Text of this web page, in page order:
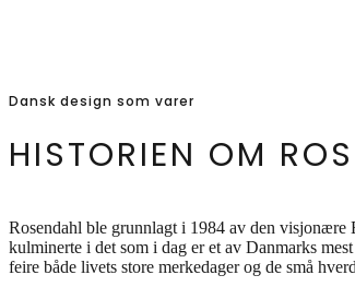
Dansk design som varer
HISTORIEN OM
Rosendahl ble grunnlagt i 1984 av den
kulminerte i det som i dag er et av Danmarks
feire både livets store merkedager og de små